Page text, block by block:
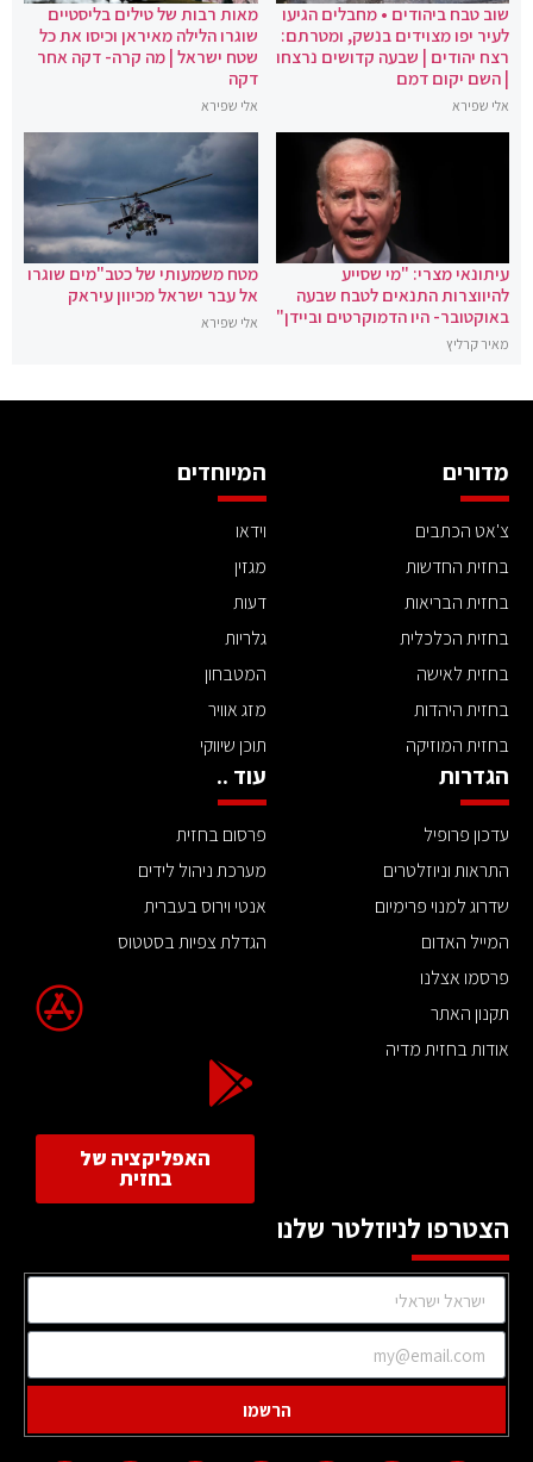
שוב טבח ביהודים • מחבלים הגיעו
לעיר יפו מצוידים בנשק, ומטרתם:
רצח יהודים | שבעה קדושים נרצחו
| השם יקום דמם
אלי שפירא
מאות רבות של טילים בליסטיים
שוגרו הלילה מאיראן וכיסו את כל
שטח ישראל | מה קרה- דקה אחר
דקה
אלי שפירא
עיתונאי מצרי: "מי שסייע
להיווצרות התנאים לטבח שבעה
באוקטובר- היו הדמוקרטים וביידן"
מאיר קרליץ
מטח משמעותי של כטב"מים שוגרו
אל עבר ישראל מכיוון עיראק
אלי שפירא
מדורים
צ'אט הכתבים
בחזית החדשות
בחזית הבריאות
בחזית הכלכלית
בחזית לאישה
בחזית היהדות
בחזית המוזיקה
המיוחדים
וידאו
מגזין
דעות
גלריות
המטבחון
מזג אוויר
תוכן שיווקי
הגדרות
עדכון פרופיל
התראות וניוזלטרים
שדרוג למנוי פרימיום
המייל האדום
פרסמו אצלנו
תקנון האתר
אודות בחזית מדיה
עוד ..
פרסום בחזית
מערכת ניהול לידים
אנטי וירוס בעברית
הגדלת צפיות בסטטוס
האפליקציה של
בחזית
הצטרפו לניוזלטר שלנו
הרשמו